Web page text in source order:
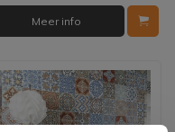
Meer info